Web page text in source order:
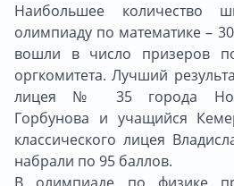
Наибольшее количество
олимпиаду по математике –
вошли в число призеров
оргкомитета. Лучший
лицея № 35 города
Горбунова и учащийся
классического лицея
набрали по 95 баллов.